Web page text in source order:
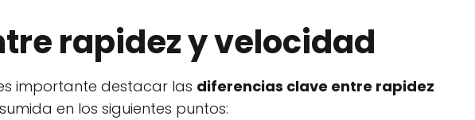
rapidez y velocidad
importante destacar las diferencias clave entre rapidez
en los siguientes puntos: